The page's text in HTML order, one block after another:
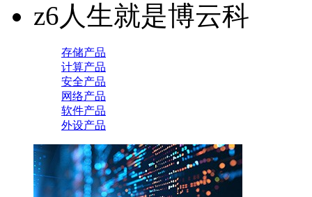
z6人生就是博云科
存储产品
计算产品
安全产品
网络产品
软件产品
外设产品